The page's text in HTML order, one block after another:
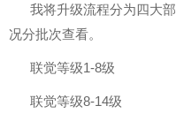
我将升级流程分为四大
况分批次查看。
联觉等级1-8级
联觉等级8-14级